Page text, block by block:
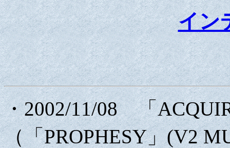
イン
・2002/11/08 「
（「PROPHESY」(V2